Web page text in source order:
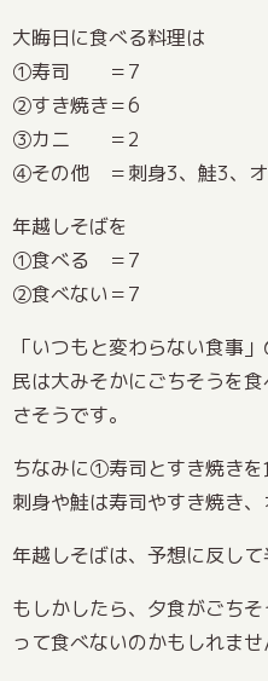
大晦日に食べる料理は
①寿司 ＝7
②すき焼き＝6
③カニ ＝2
④その他 ＝刺身3、鮭3、オ
年越しそばを
①食べる ＝7
②食べない＝7
「いつもと変わらない食事
民は大みそかにごちそうを
さそうです。
ちなみに①寿司とすき焼き
刺身や鮭は寿司やすき焼き、
年越しそばは、予想に反して
もしかしたら、夕食がごち
って食べないのかもしれませ